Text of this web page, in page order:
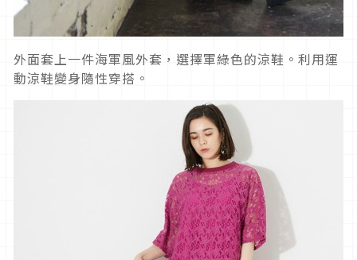
外面套上一件海軍風外套，選擇軍綠色的涼鞋。利用運
動涼鞋變身隨性穿搭。